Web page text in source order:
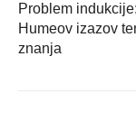
Problem indukcije:
Humeov izazov
znanja